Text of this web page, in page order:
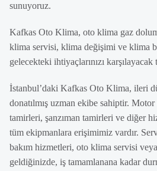
sunuyoruz.
Kafkas Oto Klima, oto klima gaz
klima servisi, klima değişimi ve klima
gelecekteki ihtiyaçlarınızı
İstanbul’daki Kafkas Oto Klima, ileri
donatılmış uzman ekibe sahiptir. Motor
tamirleri, şanzıman tamirleri ve diğer
tüm ekipmanlara erişimimiz vardır.
bakım hizmetleri, oto klima servisi
geldiğinizde, iş tamamlanana kadar